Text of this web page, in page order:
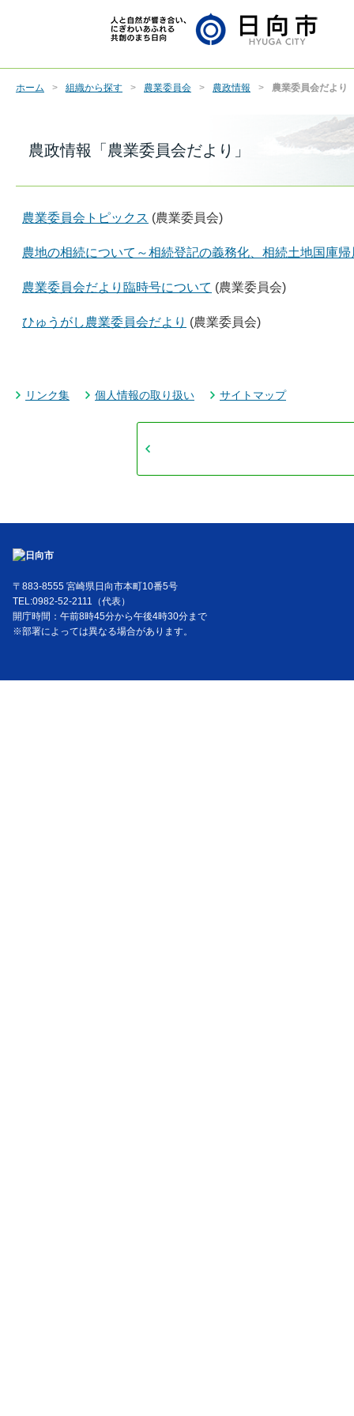
ホーム 組織から探す 農業委員会 農政情報 農業委員会だより
農政情報「農業委員会だより」
農業委員会トピックス (農業委員会)
農地の相続について～相続登記の義務化、相続土地国庫
農業委員会だより臨時号について (農業委員会)
ひゅうがし農業委員会だより (農業委員会)
リンク集 個人情報の取り扱い サイトマップ
〒883-8555 宮崎県日向市本町10番5号
TEL:0982-52-2111（代表）
開庁時間：午前8時45分から午後4時30分まで
※部署によっては異なる場合があります。